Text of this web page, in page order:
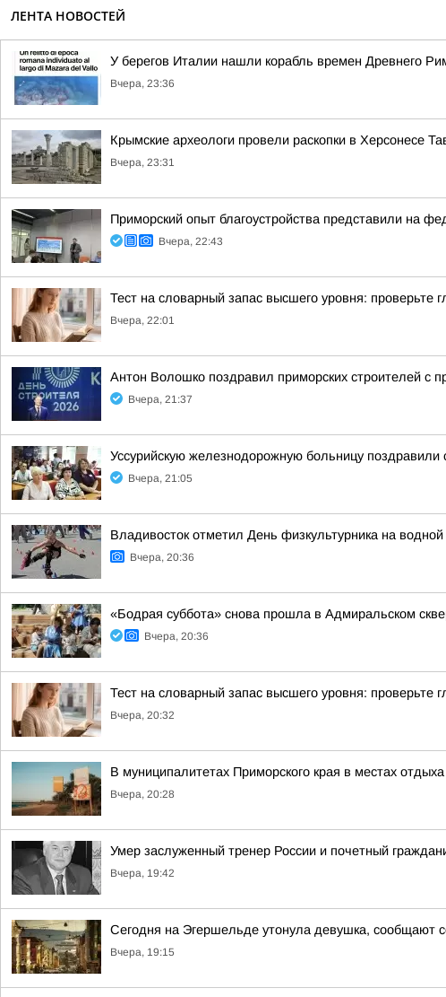
ЛЕНТА НОВОСТЕЙ
У берегов Италии нашли корабль времен Древнего
Вчера, 23:36
Крымские археологи провели раскопки в Херсонесе
Вчера, 23:31
Приморский опыт благоустройства представили на
Вчера, 22:43
Тест на словарный запас высшего уровня: проверьте
Вчера, 22:01
Антон Волошко поздравил приморских строителей с
Вчера, 21:37
Уссурийскую железнодорожную больницу
Вчера, 21:05
Владивосток отметил День физкультурника на
Вчера, 20:36
«Бодрая суббота» снова прошла в Адмиральском
Вчера, 20:36
Тест на словарный запас высшего уровня: проверьте
Вчера, 20:32
В муниципалитетах Приморского края в местах
Вчера, 20:28
Умер заслуженный тренер России и почетный
Вчера, 19:42
Сегодня на Эгершельде утонула девушка, сообщают
Вчера, 19:15